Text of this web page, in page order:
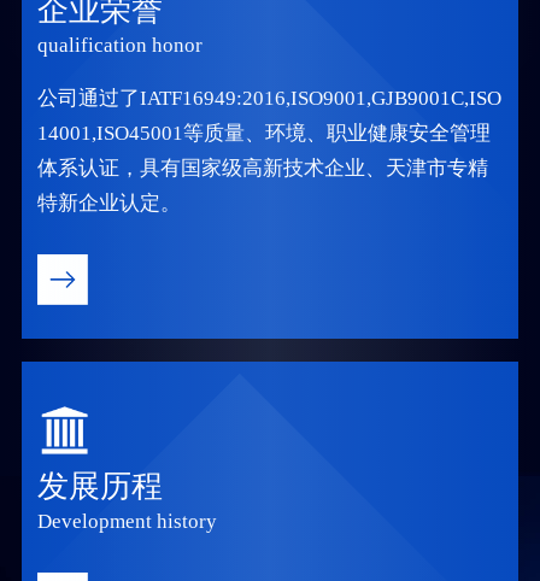
企业荣誉
qualification honor
公司通过了IATF16949:2016,ISO9001,GJB9001C,ISO
14001,ISO45001等质量、环境、职业健康安全管理
体系认证，具有国家级高新技术企业、天津市专精
特新企业认定。
发展历程
Development history